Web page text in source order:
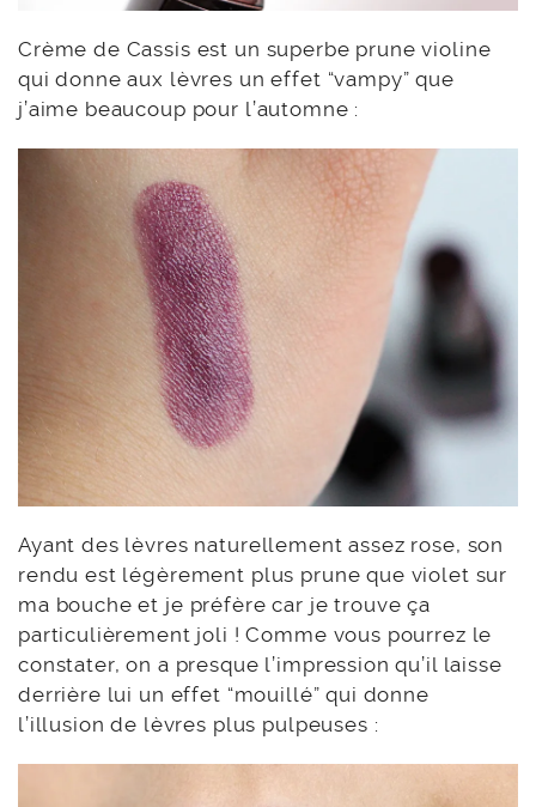
Crème de Cassis est un superbe prune violine
qui donne aux lèvres un effet “vampy” que
j’aime beaucoup pour l’automne :
Ayant des lèvres naturellement assez rose, son
rendu est légèrement plus prune que violet sur
ma bouche et je préfère car je trouve ça
particulièrement joli ! Comme vous pourrez le
constater, on a presque l’impression qu’il laisse
derrière lui un effet “mouillé” qui donne
l’illusion de lèvres plus pulpeuses :